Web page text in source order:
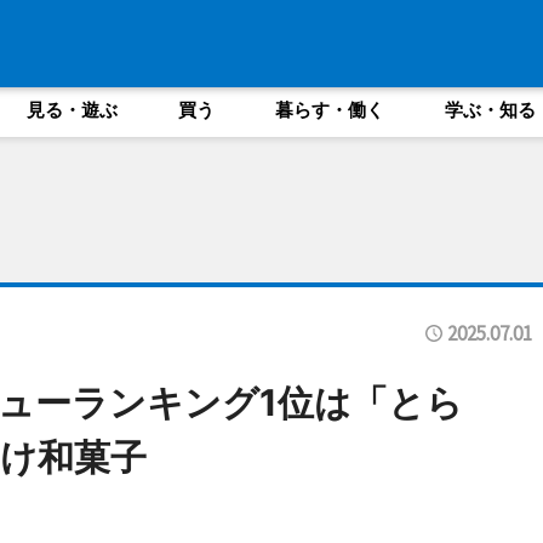
見る・遊ぶ 買う 暮らす・働く 学ぶ・知る
2025.07.01
ーランキング1位は「とら
和菓子